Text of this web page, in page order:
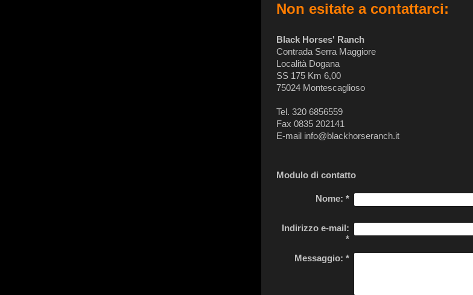
Non esitate a contattarci:
Black Horses' Ranch
Contrada Serra Maggiore
Località Dogana
SS 175 Km 6,00
75024 Montescaglioso
Tel. 320 6856559
Fax 0835 202141
E-mail info@blackhorseranch.it
Modulo di contatto
Nome: *
Indirizzo e-mail:
*
Messaggio: *